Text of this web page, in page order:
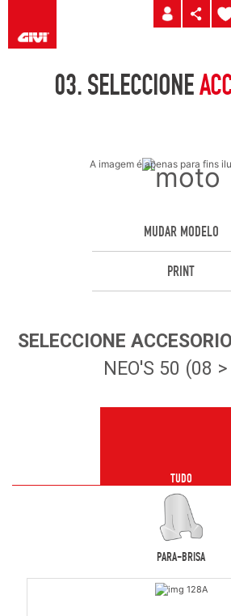
03.SELECCIONE
A imagem é apenas para fins
MUDAR MODELO
PRINT
SELECCIONE
NEO'S 50 (08
TUDO
PARA-BRISA